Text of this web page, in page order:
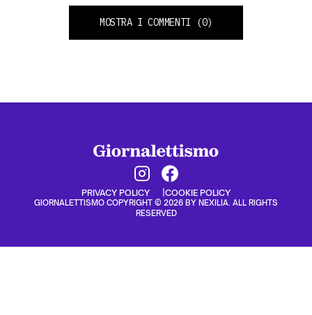
MOSTRA I COMMENTI (0)
PRIVACY POLICY COOKIE POLICY
GIORNALETTISMO COPYRIGHT © 2026 BY NEXILIA. ALL RIGHTS
RESERVED